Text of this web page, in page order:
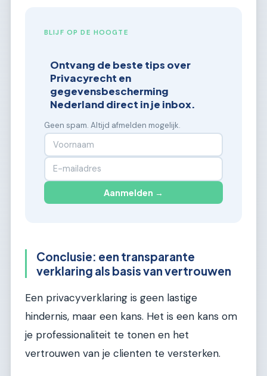
BLIJF OP DE HOOGTE
Ontvang de beste tips over
Privacyrecht en
gegevensbescherming
Nederland direct in je inbox.
Geen spam. Altijd afmelden mogelijk.
Aanmelden →
Conclusie: een transparante
verklaring als basis van vertrouwen
Een privacyverklaring is geen lastige
hindernis, maar een kans. Het is een kans om
je professionaliteit te tonen en het
vertrouwen van je clienten te versterken.